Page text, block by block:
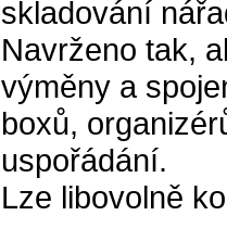
skladování
Navrženo tak,
výměny a
boxů,
uspořádání.
Lze libovolně